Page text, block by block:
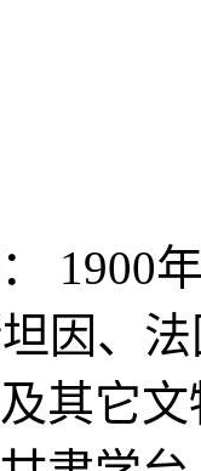
： 1900
因、
其它